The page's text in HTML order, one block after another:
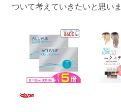
ついて考えていきたいと思い